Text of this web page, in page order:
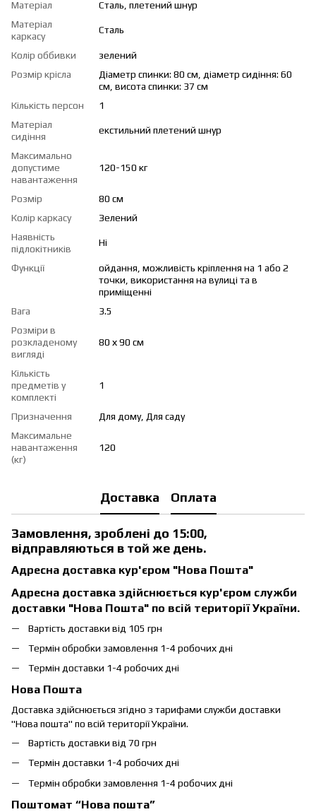
Матеріал
Сталь, плетений шнур
Матеріал
каркасу
Сталь
Колір оббивки
зелений
Розмір крісла
Діаметр спинки: 80 см, діаметр сидіння: 60
см, висота спинки: 37 см
Кількість персон
1
Матеріал
сидіння
екстильний плетений шнур
Максимально
допустиме
навантаження
120-150 кг
Розмір
80 см
Колір каркасу
Зелений
Наявність
підлокітників
Ні
Функції
ойдання, можливість кріплення на 1 або 2
точки, використання на вулиці та в
приміщенні
Вага
3.5
Розміри в
розкладеному
вигляді
80 х 90 см
Кількість
предметів у
комплекті
1
Призначення
Для дому, Для саду
Максимальне
навантаження
(кг)
120
Доставка Оплата
Замовлення, зроблені до 15:00,
відправляються в той же день.
Адресна доставка кур'єром "Нова Пошта"
Адресна доставка здійснюється кур'єром служби
доставки "Нова Пошта" по всій території України.
Вартість доставки від 105 грн
Термін обробки замовлення 1-4 робочих дні
Термін доставки 1-4 робочих дні
Нова Пошта
Доставка здійснюється згідно з тарифами служби доставки
"Нова пошта" по всій території України.
Вартість доставки від 70 грн
Термін доставки 1-4 робочих дні
Термін обробки замовлення 1-4 робочих дні
Поштомат “Нова пошта”